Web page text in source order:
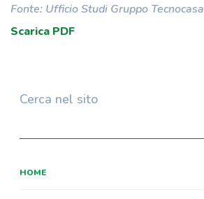
Fonte: Ufficio Studi Gruppo Tecnocasa
Scarica PDF
Cerca nel sito
HOME